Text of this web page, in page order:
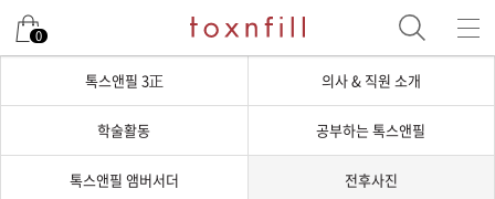
0
톡스앤필 3正 의사 & 직원 소개
학술활동 공부하는 톡스앤필
톡스앤필 앰버서더 전후사진